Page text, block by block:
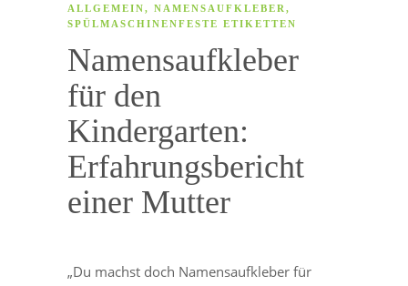
ALLGEMEIN, NAMENSAUFKLEBER ,
SPÜLMASCHINENFESTE ETIKETTEN
Namensaufkleber
für den
Kindergarten:
Erfahrungsbericht
einer Mutter
„Du machst doch Namensaufkleber für